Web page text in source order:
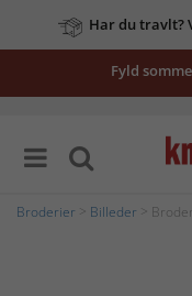
Har du travlt?
Fyld
Broderier Billeder >